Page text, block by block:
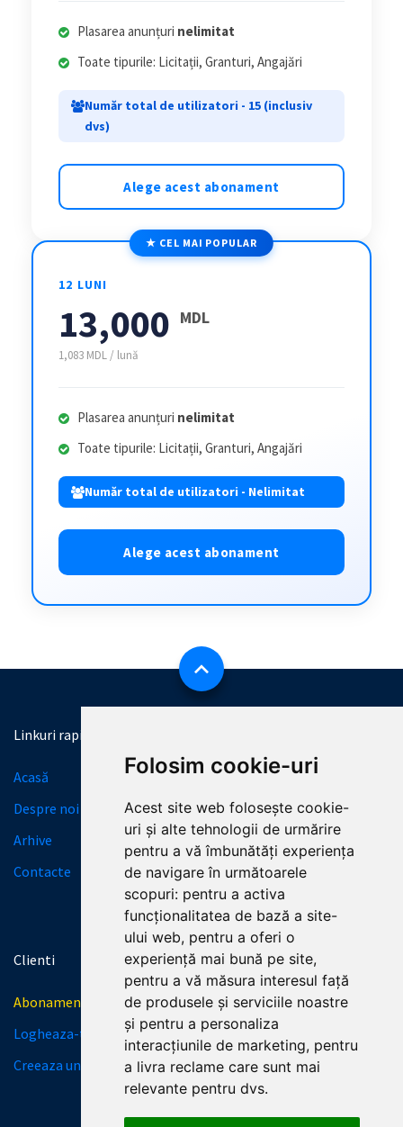
Folosim cookie-uri
Acest site web folosește cookie-
uri și alte tehnologii de urmărire
pentru a vă îmbunătăți experiența
de navigare în următoarele
scopuri: pentru a activa
funcționalitatea de bază a site-
ului web, pentru a oferi o
experiență mai bună pe site,
pentru a vă măsura interesul față
de produsele și serviciile noastre
și pentru a personaliza
interacțiunile de marketing, pentru
a livra reclame care sunt mai
relevante pentru dvs.
Plasarea anunțuri nelimitat
Toate tipurile: Licitații, Granturi, Angajări
Număr total de utilizatori - 15 (inclusiv
dvs)
Alege acest abonament
★ CEL MAI POPULAR
12 LUNI
13,000 MDL
1,083 MDL / lună
Plasarea anunțuri nelimitat
Toate tipurile: Licitații, Granturi, Angajări
Număr total de utilizatori - Nelimitat
Alege acest abonament
Linkuri rapide
Acasă
Despre noi
Arhive
Contacte
Licitații
Granturi
SERVICII
Termeni și condiții
Politica de Confidențialitate
Clienti
Abonamente
Logheaza-te
Creeaza un cont
Contactează-ne